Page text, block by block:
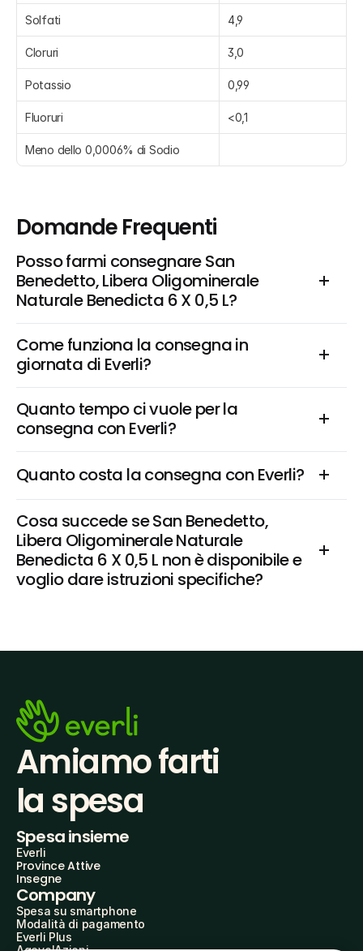
Solfati 4,9
Cloruri 3,0
Potassio 0,99
Fluoruri <0,1
Meno dello 0,0006% di Sodio
Domande Frequenti
Posso farmi consegnare San
Benedetto, Libera Oligominerale
Naturale Benedicta 6 X 0,5 L?
Come funziona la consegna in
giornata di Everli?
Quanto tempo ci vuole per la
consegna con Everli?
Quanto costa la consegna con Everli?
Cosa succede se San Benedetto,
Libera Oligominerale Naturale
Benedicta 6 X 0,5 L non è disponibile e
voglio dare istruzioni specifiche?
Amiamo farti
la spesa
Spesa insieme
Everli
Province Attive
Insegne
Company
Spesa su smartphone
Modalità di pagamento
Everli Plus